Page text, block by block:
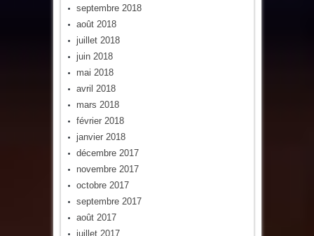
septembre 2018
août 2018
juillet 2018
juin 2018
mai 2018
avril 2018
mars 2018
février 2018
janvier 2018
décembre 2017
novembre 2017
octobre 2017
septembre 2017
août 2017
juillet 2017